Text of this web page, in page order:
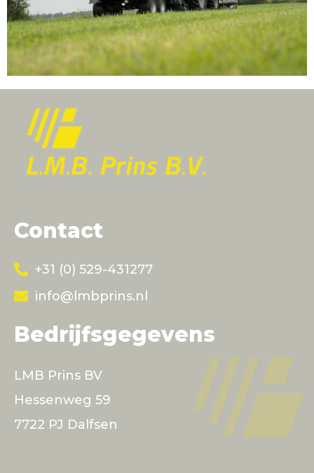
Contact
+31 (0) 529-431277
info@lmbprins.nl
Bedrijfsgegevens
LMB Prins BV
Hessenweg 59
7722 PJ Dalfsen